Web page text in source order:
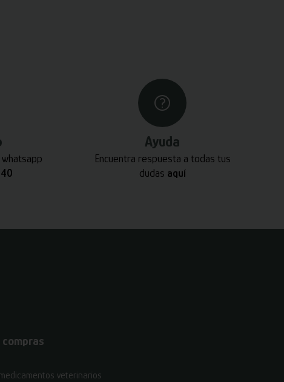
Ayuda
Encuentra respuesta a todas tus
dudas aquí
veterinarios